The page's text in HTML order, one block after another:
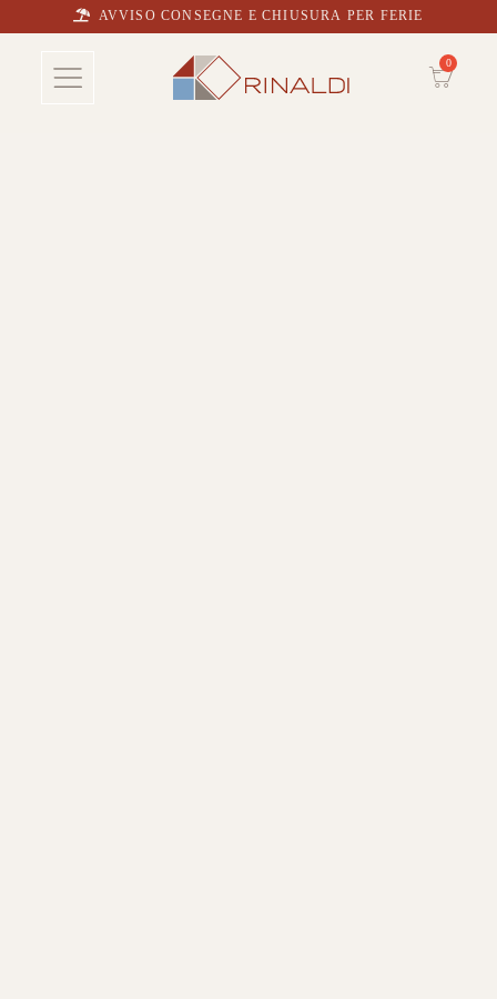
AVVISO CONSEGNE E CHIUSURA PER FERIE